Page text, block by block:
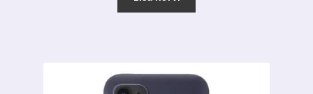
6.59 €. 2.99 €.